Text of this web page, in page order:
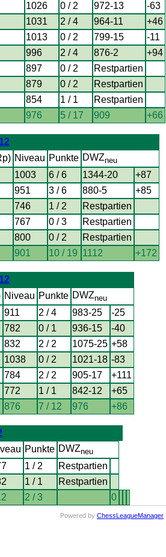
1026 0 / 2 972-13
-63
1031 2 / 4 964-11
+46
1013 0 / 2 799-15
-11
996 2 / 4 876-2
+94
897 0 / 2
Restpartien
879 0 / 2
Restpartien
854 1 / 1
Restpartien
976 5 / 17 909 +66
Niveau Punkte DWZneu
1003 6 / 6 1344-20
+87
951 3 / 6 880-5
+85
746 1 / 2
Restpartien
767 0 / 3
Restpartien
800 0 / 2
Restpartien
901 10 / 19 1112 +172
Niveau Punkte DWZneu
911 2 / 4 983-25
-25
782 0 / 1 936-15
-40
832 2 / 2 1075-25 +58
1038 0 / 2 1021-18 -83
784 2 / 2 905-17
+111
772 1 / 1 842-12
+65
876 7 / 12 976 +86
Punkte DWZneu
1 / 2
Restpartien
1 / 1
Restpartien
2 / 3 0
Powered by ChessLeagueManager